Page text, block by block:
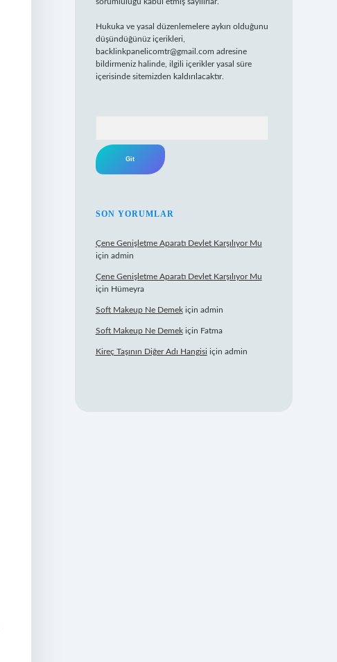
Hukuka ve yasal düzenlemelere aykırı olduğunu
düşündüğünüz içerikleri,
backlinkpanelicomtr@gmail.com adresine
bildirmeniz halinde, ilgili içerikler yasal süre
içerisinde sitemizden kaldırılacaktır.
SON YORUMLAR
Çene Genişletme Aparatı Devlet Karşılıyor Mu
için admin
Çene Genişletme Aparatı Devlet Karşılıyor Mu
için Hümeyra
Soft Makeup Ne Demekiçin admin
Soft Makeup Ne Demekiçin Fatma
Kireç Taşının Diğer Adı Hangisi için admin